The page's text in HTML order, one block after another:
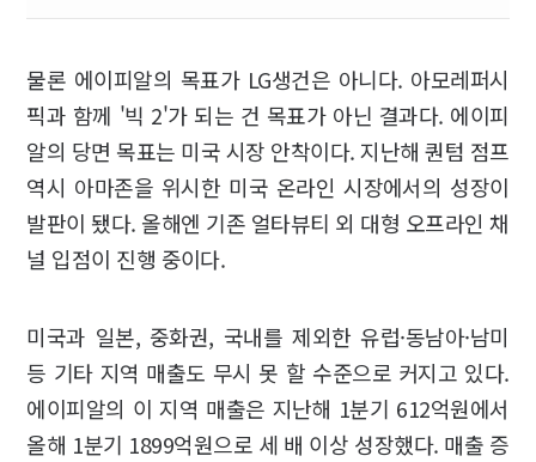
물론 에이피알의 목표가 LG생건은 아니다. 아모레퍼시
픽과 함께 '빅 2'가 되는 건 목표가 아닌 결과다. 에이피
알의 당면 목표는 미국 시장 안착이다. 지난해 퀀텀 점프
역시 아마존을 위시한 미국 온라인 시장에서의 성장이
발판이 됐다. 올해엔 기존 얼타뷰티 외 대형 오프라인 채
널 입점이 진행 중이다.
미국과 일본, 중화권, 국내를 제외한 유럽·동남아·남미
등 기타 지역 매출도 무시 못 할 수준으로 커지고 있다.
에이피알의 이 지역 매출은 지난해 1분기 612억원에서
올해 1분기 1899억원으로 세 배 이상 성장했다. 매출 증